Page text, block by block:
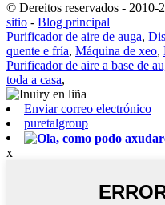
© Dereitos reservados - 2010-
sitio - Blog principal
Purificador de aire de auga,
quente e fría, Máquina de xeo,
Purificador de aire a base de
toda a casa,
Enviar correo electrónico
puretalgroup
x